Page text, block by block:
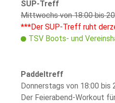
SUP-Treff
Mittwochs von 18:00 bis
***Der SUP-Treff ruht
TSV Boots- und
Paddeltreff
Donnerstags von 18:00 bis
Der Feierabend-Workout